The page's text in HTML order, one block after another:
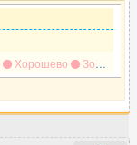
Хорошево Зорге